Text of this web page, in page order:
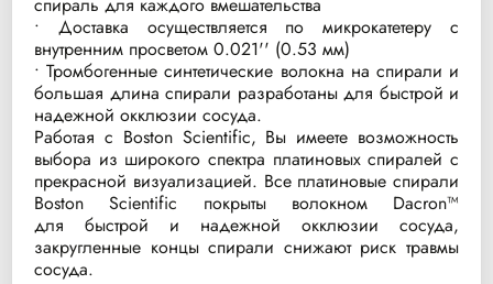
спираль для каждого вмешательства
• Доставка осуществляется по микрокатетеру с
внутренним просветом 0.021'' (0.53 мм)
• Тромбогенные синтетические волокна на спирали и
большая длина спирали разработаны для быстрой и
надежной окклюзии сосуда.
Работая с Boston Scientific, Вы имеете возможность
выбора из широкого спектра платиновых спиралей с
прекрасной визуализацией. Все платиновые спирали
Boston Scientific покрыты волокном Dacron™
для быстрой и надежной окклюзии сосуда,
закругленные концы спирали снижают риск травмы
сосуда.